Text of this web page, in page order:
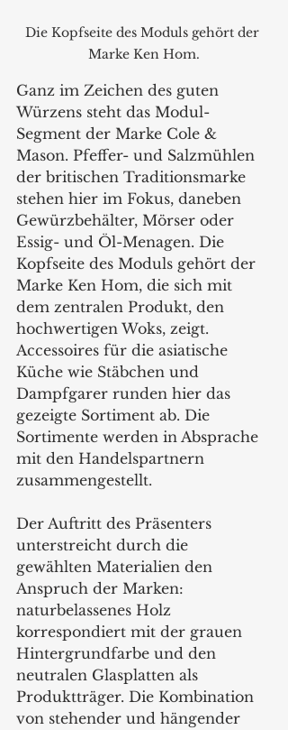
Die Kopfseite des Moduls gehört der
Marke Ken Hom.
Ganz im Zeichen des guten
Würzens steht das Modul-
Segment der Marke Cole &
Mason. Pfeffer- und Salzmühlen
der britischen Traditionsmarke
stehen hier im Fokus, daneben
Gewürzbehälter, Mörser oder
Essig- und Öl-Menagen. Die
Kopfseite des Moduls gehört der
Marke Ken Hom, die sich mit
dem zentralen Produkt, den
hochwertigen Woks, zeigt.
Accessoires für die asiatische
Küche wie Stäbchen und
Dampfgarer runden hier das
gezeigte Sortiment ab. Die
Sortimente werden in Absprache
mit den Handelspartnern
zusammengestellt.
Der Auftritt des Präsenters
unterstreicht durch die
gewählten Materialien den
Anspruch der Marken:
naturbelassenes Holz
korrespondiert mit der grauen
Hintergrundfarbe und den
neutralen Glasplatten als
Produktträger. Die Kombination
von stehender und hängender